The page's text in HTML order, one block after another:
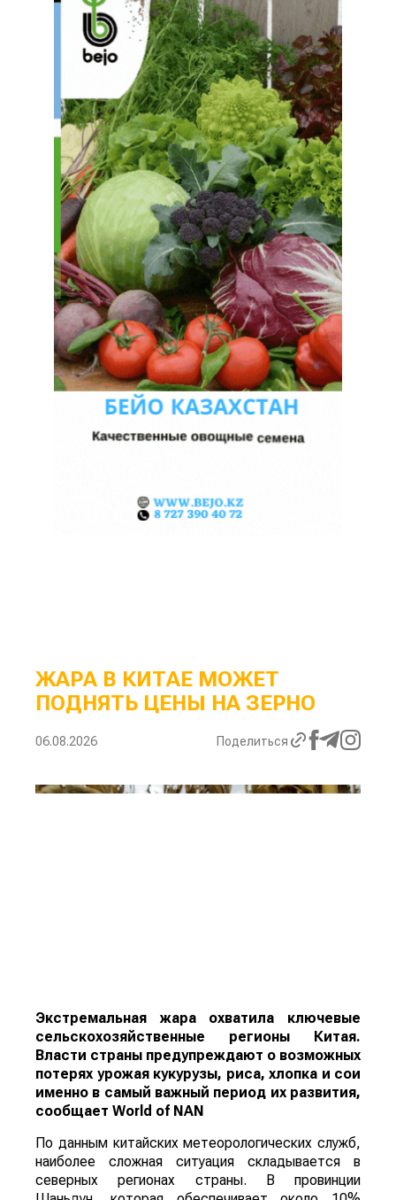
ЖАРА В КИТАЕ МОЖЕТ
ПОДНЯТЬ ЦЕНЫ НА ЗЕРНО
06.08.2026 Поделиться
Экстремальная жара охватила ключевые
сельскохозяйственные регионы Китая.
Власти страны предупреждают о возможных
потерях урожая кукурузы, риса, хлопка и сои
именно в самый важный период их развития,
сообщает World of NAN
По данным китайских метеорологических служб,
наиболее сложная ситуация складывается в
северных регионах страны. В провинции